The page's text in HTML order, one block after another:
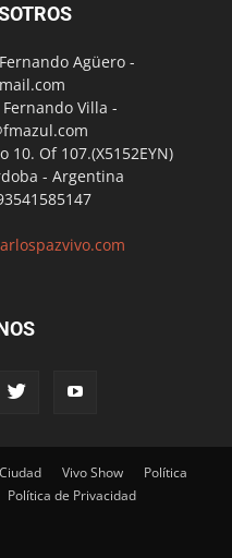
Agüero -
Villa -
10. Of 107.(X5152EYN)
- Argentina
Vivo Show
Política
Política de Privacidad